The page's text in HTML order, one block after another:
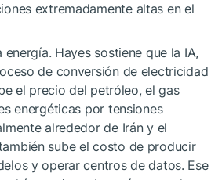
extremadamente altas en el
Hayes sostiene que la IA,
de conversión de electricidad
el precio del petróleo, el gas
energéticas por tensiones
alrededor de Irán y el
sube el costo de producir
y operar centros de datos. Ese